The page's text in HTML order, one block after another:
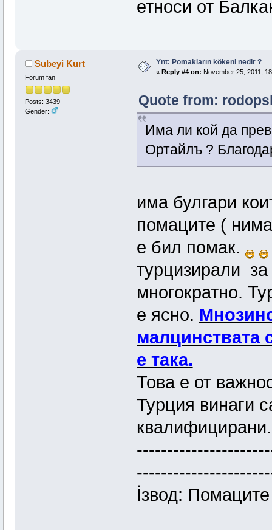
етноси от
Subeyi Kurt
Forum fan
Posts: 3439
Gender:
Ynt: Pomakların kökeni nedir ?
« Reply #4 on: November 25, 2011,
Quote from:
Има ли кой да
Ортайлъ ?
има булгари
помаците (
е бил помак.
турцизирали
многократно.
е ясно.
малцинствата
е така.
Това е от
Турция винаги
квалифицирани.
İзвод: